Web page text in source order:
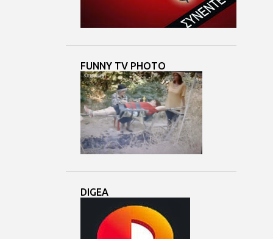
7
Μαΐ 19
Μαΐ 18
Μαΐ 17
Μαΐ 16
Μαΐ 12
FUNNY TV PHOTO
DIGEA